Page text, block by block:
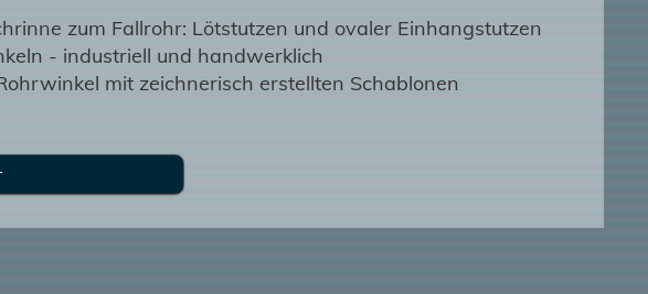
zum Fallrohr: Lötstutzen und ovaler Einhangstutzen
- industriell und handwerklich
mit zeichnerisch erstellten Schablonen